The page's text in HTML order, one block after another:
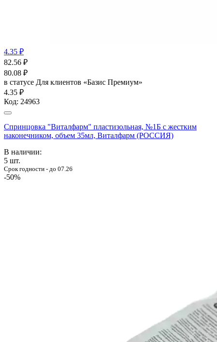
4.35 ₽
82.56 ₽
80.08 ₽
в статусе Для клиентов «Базис Премиум»
4.35 ₽
Код: 24963
Спринцовка "Виталфарм" пластизольная, №1Б с жестким
наконечником, объем 35мл, Виталфарм (РОССИЯ)
В наличии:
5 шт.
Срок годности - до 07.26
-50%